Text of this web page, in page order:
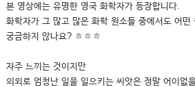
본 영상에는 유명한 영국 화학자가 등장합니다.
화학자가 그 많고 많은 화학 원소들 중에서도 어떤
궁금하지 않나요? ㅎㅎㅎ
자주 느끼는 것이지만
의외로 엄청난 일을 일으키는 씨앗은 정말 어이없